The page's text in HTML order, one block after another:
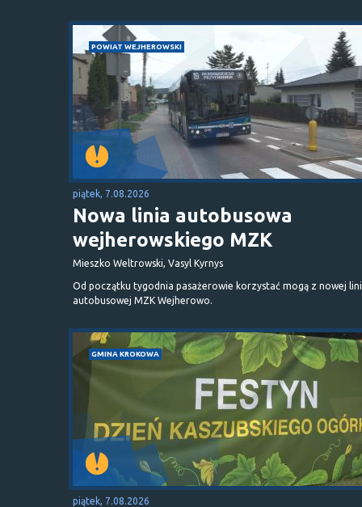
POWIAT WEJHEROWSKI
piątek, 7.08.2026
Nowa linia autobusowa
wejherowskiego MZK
Mieszko Weltrowski, Vasyl Kyrnys
Od początku tygodnia pasażerowie korzystać mogą z nowej
autobusowej MZK Wejherowo.
GMINA KROKOWA
piątek, 7.08.2026